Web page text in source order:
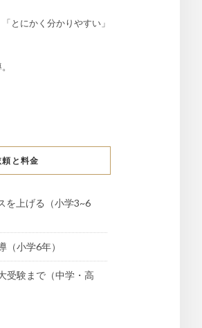
とにかく分かりやすい」
頼と料金
を上げる（小学3~6
（小学6年）
受験まで（中学・高